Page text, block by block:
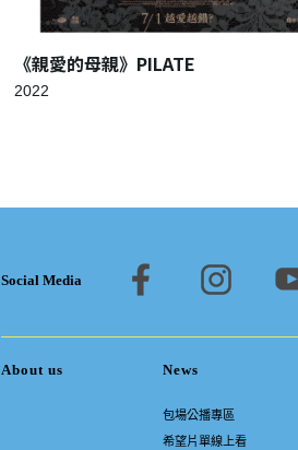
《親愛的母親》PILATE
2022
Social Media
About us News
包場公播專區
希望片單線上看